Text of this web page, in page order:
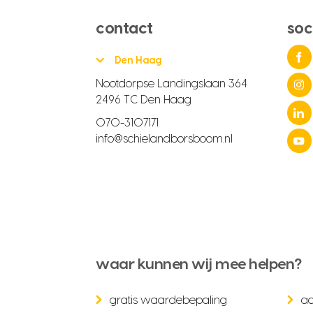
contact
Den Haag
Nootdorpse Landingslaan 364
2496 TC Den Haag
070-3107171
info@schielandborsboom.nl
waar kunnen wij mee helpen?
gratis waardebepaling